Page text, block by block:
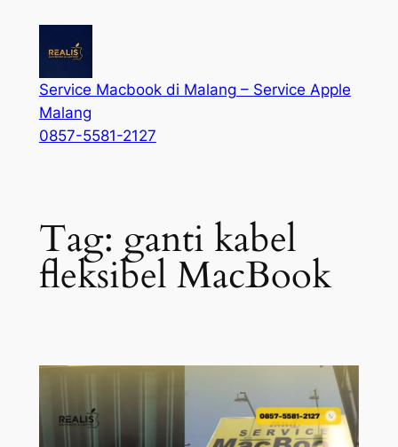
Service Macbook di Malang – Service Apple
Malang
0857-5581-2127
Tag: ganti kabel
fleksibel MacBook